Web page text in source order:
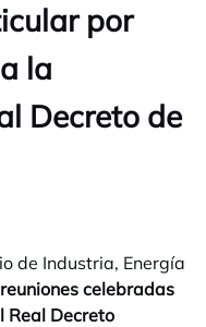
por
la
Decreto de
de Industria, Energía
reuniones celebradas
Real Decreto